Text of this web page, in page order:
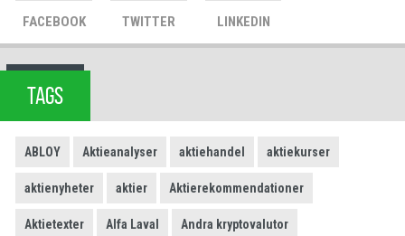
FACEBOOK TWITTER LINKEDIN
TAGS
ABLOY Aktieanalyser aktiehandel aktiekurser
aktienyheter aktier Aktierekommendationer
Aktietexter Alfa Laval Andra kryptovalutor